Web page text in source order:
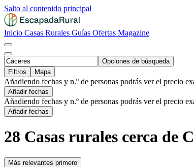
Salto al contenido principal
Inicio Casas Rurales Guías Ofertas Magazine
Opciones de búsqueda
Filtros
Mapa
Añadiendo fechas y n.º de personas podrás ver el precio
Añadir fechas
Añadiendo fechas y n.º de personas podrás ver el precio
Añadir fechas
28 Casas rurales cerca de
Más relevantes primero